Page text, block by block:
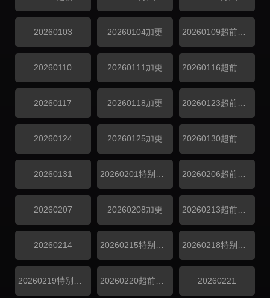
20260103 20260104加更 20260109超前探班
20260110 20260111加更 20260116超前探班
20260117 20260118加更 20260123超前探班
20260124 20260125加更 20260130超前探班
20260131 20260206超前探班
20260207 20260208加更 20260213超前探班
20260214
20260220超前探班 20260221